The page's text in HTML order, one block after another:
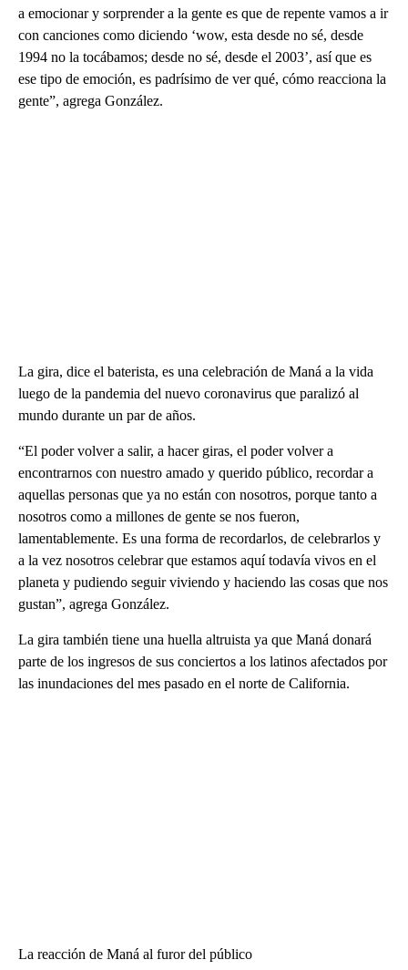
a emocionar y sorprender a la gente es que de repente vamos a ir
con canciones como diciendo ‘wow, esta desde no sé, desde
1994 no la tocábamos; desde no sé, desde el 2003’, así que es
ese tipo de emoción, es padrísimo de ver qué, cómo reacciona la
gente”, agrega González.
La gira, dice el baterista, es una celebración de Maná a la vida
luego de la pandemia del nuevo coronavirus que paralizó al
mundo durante un par de años.
“El poder volver a salir, a hacer giras, el poder volver a
encontrarnos con nuestro amado y querido público, recordar a
aquellas personas que ya no están con nosotros, porque tanto a
nosotros como a millones de gente se nos fueron,
lamentablemente. Es una forma de recordarlos, de celebrarlos y
a la vez nosotros celebrar que estamos aquí todavía vivos en el
planeta y pudiendo seguir viviendo y haciendo las cosas que nos
gustan”, agrega González.
La gira también tiene una huella altruista ya que Maná donará
parte de los ingresos de sus conciertos a los latinos afectados por
las inundaciones del mes pasado en el norte de California.
La reacción de Maná al furor del público